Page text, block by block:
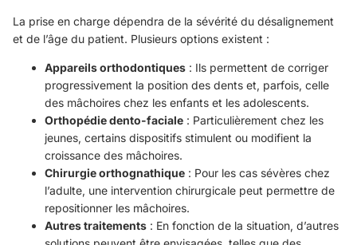
La prise en charge dépendra de la sévérité du désalignement
et de l’âge du patient. Plusieurs options existent :
Appareils orthodontiques : Ils permettent de corriger
progressivement la position des dents et, parfois, celle
des mâchoires chez les enfants et les adolescents.
Orthopédie dento-faciale : Particulièrement chez les
jeunes, certains dispositifs stimulent ou modifient la
croissance des mâchoires.
Chirurgie orthognathique : Pour les cas sévères chez
l’adulte, une intervention chirurgicale peut permettre de
repositionner les mâchoires.
Autres traitements : En fonction de la situation, d’autres